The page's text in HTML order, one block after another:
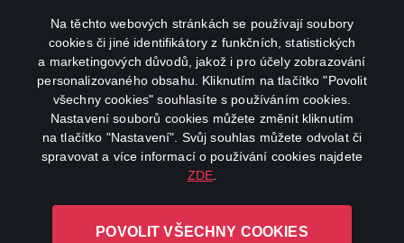
Na těchto webových stránkách se používají soubory
cookies či jiné identifikátory z funkčních, statistických
a marketingových důvodů, jakož i pro účely zobrazování
personalizovaného obsahu. Kliknutím na tlačítko "Povolit
všechny cookies" souhlasíte s používáním cookies.
Nastavení souborů cookies můžete změnit kliknutím
na tlačítko "Nastavení". Svůj souhlas můžete odvolat či
spravovat a více informací o používání cookies najdete
ZDE
POVOLIT VŠECHNY COOKIES
facebookinstagram
youtube
L-1246 Luxembourg R.C.S.